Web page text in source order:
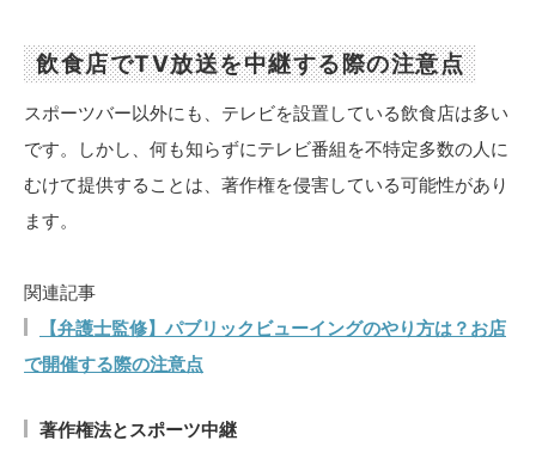
飲食店でTV放送を中継する際の注意点
スポーツバー以外にも、テレビを設置している飲食店は多い
です。しかし、何も知らずにテレビ番組を不特定多数の人に
むけて提供することは、著作権を侵害している可能性があり
ます。
関連記事
【弁護士監修】パブリックビューイングのやり方は？お店
で開催する際の注意点
著作権法とスポーツ中継